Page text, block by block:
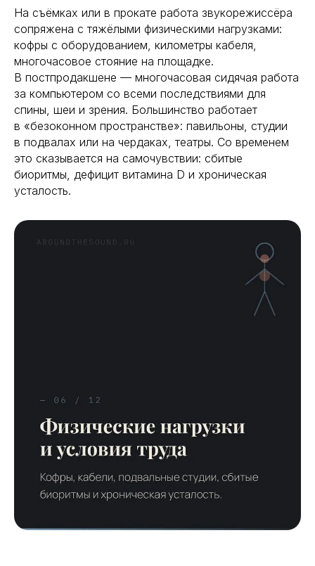
На съёмках или в прокате работа звукорежиссёра
сопряжена с тяжёлыми физическими нагрузками:
кофры с оборудованием, километры кабеля,
многочасовое стояние на площадке.
В постпродакшене — многочасовая сидячая работа
за компьютером со всеми последствиями для
спины, шеи и зрения. Большинство работает
в «безоконном пространстве»: павильоны, студии
в подвалах или на чердаках, театры. Со временем
это сказывается на самочувствии: сбитые
биоритмы, дефицит витамина D и хроническая
усталость.